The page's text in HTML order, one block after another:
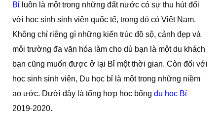
Bỉ luôn là một trong những đất nước có sự thu hút đối
với học sinh sinh viên quốc tế, trong đó có Việt Nam.
Không chỉ riêng gì những kiến trúc đồ sộ, cảnh đẹp và
môi trường đa văn hóa làm cho dù bạn là một du khách
bạn cũng muốn được ở lại Bỉ một thời gian. Còn đối với
học sinh sinh viên, Du học bỉ là một trong những niềm
ao ước. Dưới đây là tổng hợp học bổng du học Bỉ
2019-2020.